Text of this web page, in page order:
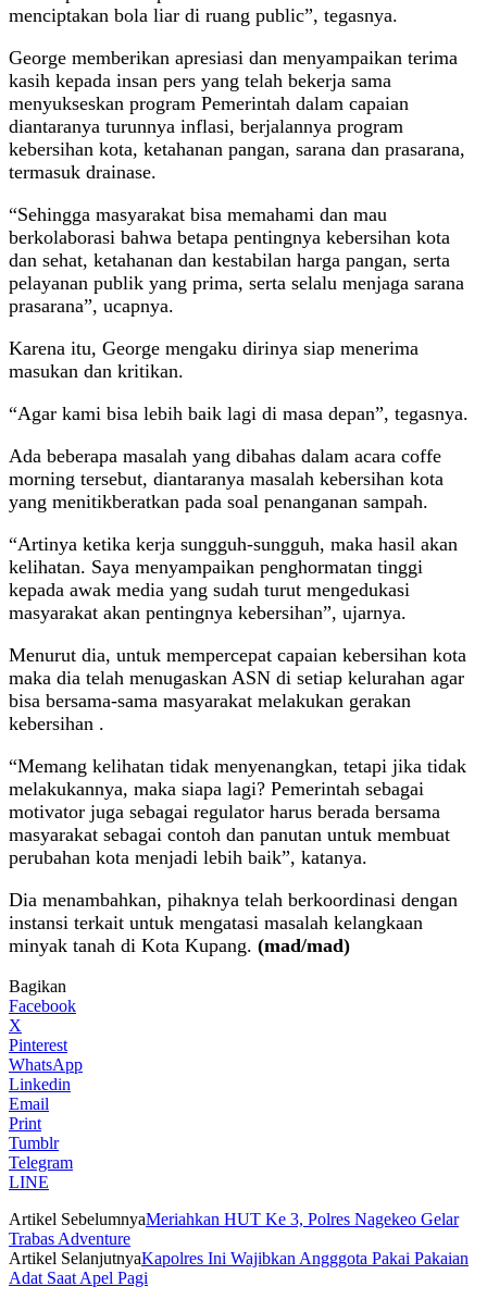
menciptakan bola liar di ruang public”, tegasnya.
George memberikan apresiasi dan menyampaikan terima
kasih kepada insan pers yang telah bekerja sama
menyukseskan program Pemerintah dalam capaian
diantaranya turunnya inflasi, berjalannya program
kebersihan kota, ketahanan pangan, sarana dan prasarana,
termasuk drainase.
“Sehingga masyarakat bisa memahami dan mau
berkolaborasi bahwa betapa pentingnya kebersihan kota
dan sehat, ketahanan dan kestabilan harga pangan, serta
pelayanan publik yang prima, serta selalu menjaga sarana
prasarana”, ucapnya.
Karena itu, George mengaku dirinya siap menerima
masukan dan kritikan.
“Agar kami bisa lebih baik lagi di masa depan”, tegasnya.
Ada beberapa masalah yang dibahas dalam acara coffe
morning tersebut, diantaranya masalah kebersihan kota
yang menitikberatkan pada soal penanganan sampah.
“Artinya ketika kerja sungguh-sungguh, maka hasil akan
kelihatan. Saya menyampaikan penghormatan tinggi
kepada awak media yang sudah turut mengedukasi
masyarakat akan pentingnya kebersihan”, ujarnya.
Menurut dia, untuk mempercepat capaian kebersihan kota
maka dia telah menugaskan ASN di setiap kelurahan agar
bisa bersama-sama masyarakat melakukan gerakan
kebersihan .
“Memang kelihatan tidak menyenangkan, tetapi jika tidak
melakukannya, maka siapa lagi? Pemerintah sebagai
motivator juga sebagai regulator harus berada bersama
masyarakat sebagai contoh dan panutan untuk membuat
perubahan kota menjadi lebih baik”, katanya.
Dia menambahkan, pihaknya telah berkoordinasi dengan
instansi terkait untuk mengatasi masalah kelangkaan
minyak tanah di Kota Kupang. (mad/mad)
Bagikan
Facebook
X
Pinterest
WhatsApp
Linkedin
Email
Print
Tumblr
Telegram
LINE
Artikel SebelumnyaMeriahkan HUT Ke 3, Polres Nagekeo Gelar
Trabas Adventure
Artikel SelanjutnyaKapolres Ini Wajibkan Angggota Pakai Pakaian
Adat Saat Apel Pagi